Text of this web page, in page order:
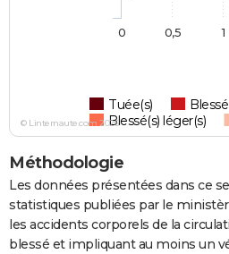
Tuée(s)
Blessé(s) léger(s)
0 0,5 1
© Linternaute.com 2026
Méthodologie
Les données présentées dans ce
statistiques publiées par le
les accidents corporels de la
blessé et impliquant au moins un